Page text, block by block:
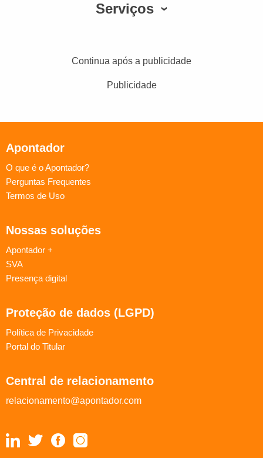
Serviços
Continua após a publicidade
Publicidade
Apontador
O que é o Apontador?
Perguntas Frequentes
Termos de Uso
Nossas soluções
Apontador +
SVA
Presença digital
Proteção de dados (LGPD)
Política de Privacidade
Portal do Titular
Central de relacionamento
relacionamento@apontador.com